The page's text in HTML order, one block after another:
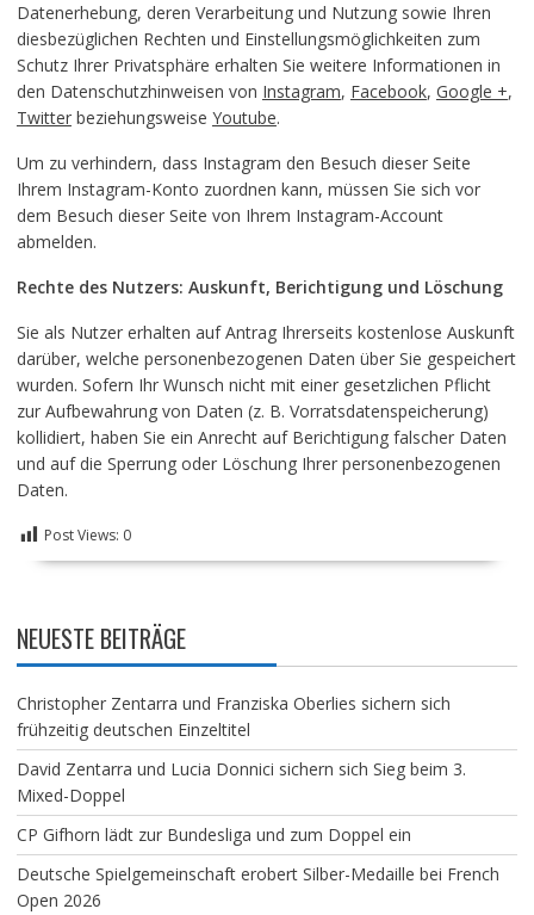
Datenerhebung, deren Verarbeitung und Nutzung sowie Ihren
diesbezüglichen Rechten und Einstellungsmöglichkeiten zum
Schutz Ihrer Privatsphäre erhalten Sie weitere Informationen in
den Datenschutzhinweisen von Instagram, Facebook, Google +,
Twitterbeziehungsweise Youtube.
Um zu verhindern, dass Instagram den Besuch dieser Seite
Ihrem Instagram-Konto zuordnen kann, müssen Sie sich vor
dem Besuch dieser Seite von Ihrem Instagram-Account
abmelden.
Rechte des Nutzers: Auskunft, Berichtigung und Löschung
Sie als Nutzer erhalten auf Antrag Ihrerseits kostenlose Auskunft
darüber, welche personenbezogenen Daten über Sie gespeichert
wurden. Sofern Ihr Wunsch nicht mit einer gesetzlichen Pflicht
zur Aufbewahrung von Daten (z. B. Vorratsdatenspeicherung)
kollidiert, haben Sie ein Anrecht auf Berichtigung falscher Daten
und auf die Sperrung oder Löschung Ihrer personenbezogenen
Daten.
Post Views: 0
NEUESTE BEITRÄGE
Christopher Zentarra und Franziska Oberlies sichern sich
frühzeitig deutschen Einzeltitel
David Zentarra und Lucia Donnici sichern sich Sieg beim 3.
Mixed-Doppel
CP Gifhorn lädt zur Bundesliga und zum Doppel ein
Deutsche Spielgemeinschaft erobert Silber-Medaille bei French
Open 2026